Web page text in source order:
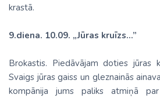
krastā.
9.diena. 10.09. „Jūras kruīzs...”
Brokastis. Piedāvājam doties jūras
Svaigs jūras gaiss un gleznainās
kompānija jums paliks atmiņā